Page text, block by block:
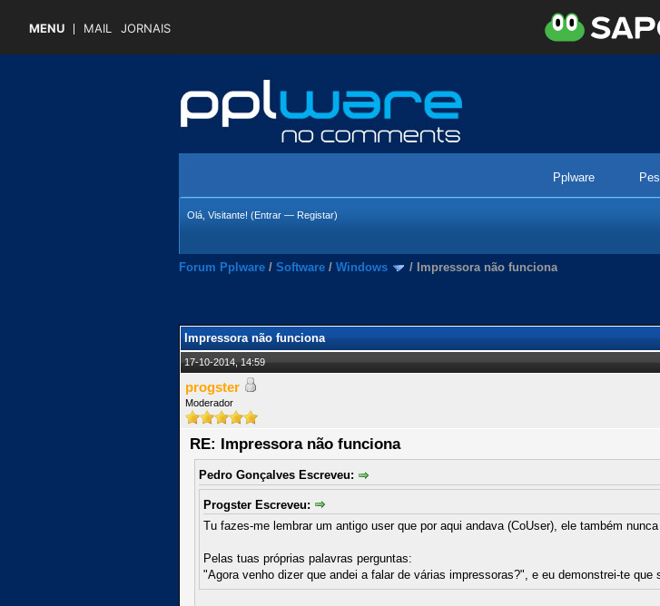
MENU MAIL JORNAIS
Pplware
Olá, Visitante! (Entrar — Registar)
Forum Pplware / Software / Windows / Impressora não funciona
Impressora não funciona
17-10-2014, 14:59
progster
Moderador
RE: Impressora não funciona
Pedro Gonçalves Escreveu:
Progster Escreveu:
Tu fazes-me lembrar um antigo user que por aqui andava (CoUser), ele também
Pelas tuas próprias palavras perguntas:
"Agora venho dizer que andei a falar de várias impressoras?", e eu demonstrei-te